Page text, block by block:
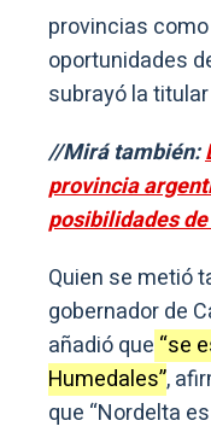
provincias
oportunidades
subrayó la
//Mirá también:
provincia
posibilidades
Quien se metió
gobernador de
añadió que “se
Humedales”,
que “Nordelta